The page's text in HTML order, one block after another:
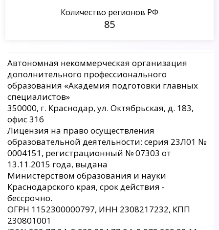
Количество регионов РФ
85
Автономная некоммерческая организация
дополнительного профессионального
образования «Академия подготовки главных
специалистов»
350000, г. Краснодар, ул. Октябрьская, д. 183,
офис 316
Лицензия на право осуществления
образовательной деятельности: серия 23Л01 №
0004151, регистрационный № 07303 от
13.11.2015 года, выдана
Министерством образования и науки
Краснодарского края, срок действия -
бессрочно.
ОГРН 1152300000797, ИНН 2308217232, КПП
230801001